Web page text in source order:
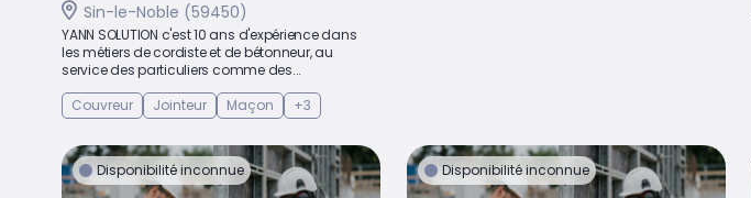
Sin-le-Noble (59450)
YANN SOLUTION c'est 10 ans d'expérience dans
les métiers de cordiste et de bétonneur, au
service des particuliers comme des...
Couvreur
Jointeur Maçon +3
Disponibilité inconnue Disponibilité inconnue